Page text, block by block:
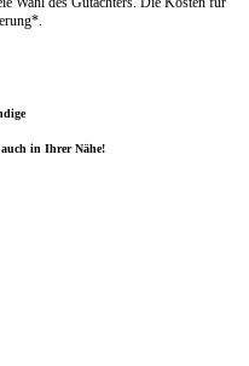
auch in Ihrer Nähe!